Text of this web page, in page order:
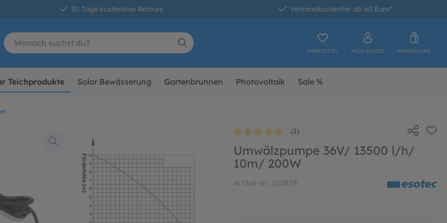
30 Tage kostenlose Retoure Versandkostenfrei ab 60 Euro*
MERKZETTEL MEIN KONTO WARENKORB
Teichprodukte Solar Bewässerung Gartenbrunnen Photovoltaik Sale %
(1)
Umwälzpumpe 36V/ 13500 l/h/
10m/ 200W
Artikel-Nr.: 100839